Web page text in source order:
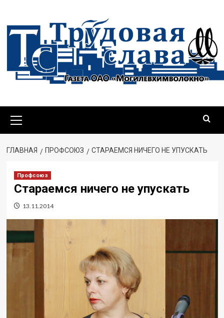
содержимому
меню
ГЛАВНАЯ ПРОФСОЮЗ СТАРАЕМСЯ НИЧЕГО НЕ УПУСКАТЬ
Профсоюз
Стараемся ничего не упускать
13.11.2014